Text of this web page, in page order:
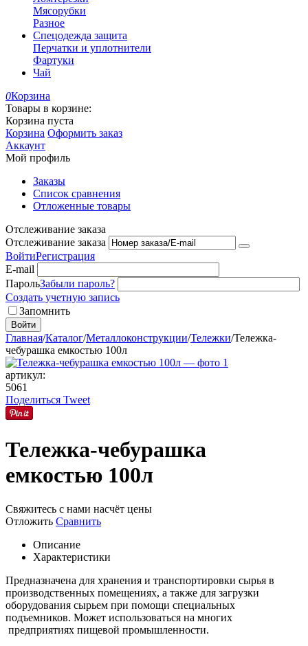
Мясорубки
Разное
Спецодежда защита
Перчатки и уплотнители
Фартуки
Чай
0Корзина
Товары в корзине:
Корзина пуста
Корзина Оформить заказ
Аккаунт
Мой профиль
Заказы
Список сравнения
Отложенные товары
Отслеживание заказа
Отслеживание заказа
ВойтиРегистрация
E-mail
ПарольЗабыли пароль?
Создать учетную запись
Запомнить
Войти
Главная/Каталог/Металлоконструкции/Тележки/Тележка-
чебурашка емкостью 100л
артикул:
5061
Поделиться Tweet
Тележка-чебурашка
емкостью 100л
Свяжитесь с нами насчёт цены
Отложить Сравнить
Описание
Характеристики
Предназначена для хранения и транспортировки сырья в
производственных помещениях, а также для загрузки
оборудования сырьем при помощи специальных
подъемников. Может использоваться на многих
предприятиях пищевой промышленности.